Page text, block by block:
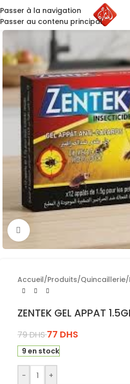
Passer à la navigation
Passer au contenu principal
Cliquez pour agrandir
Accueil/Produits/Quincaillerie/
ZENTEK GEL APPAT
79DHS 77 DHS
9 en stock
- +